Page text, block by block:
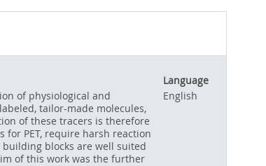
Language
of physiological and
tailor-made molecules,
of these tracers is therefore
for PET, require harsh reaction
blocks are well suited
of this work was the further
English